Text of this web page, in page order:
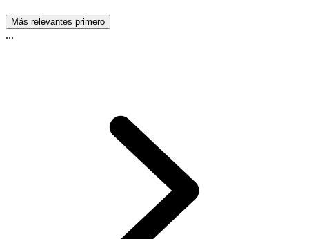
Más relevantes primero
...